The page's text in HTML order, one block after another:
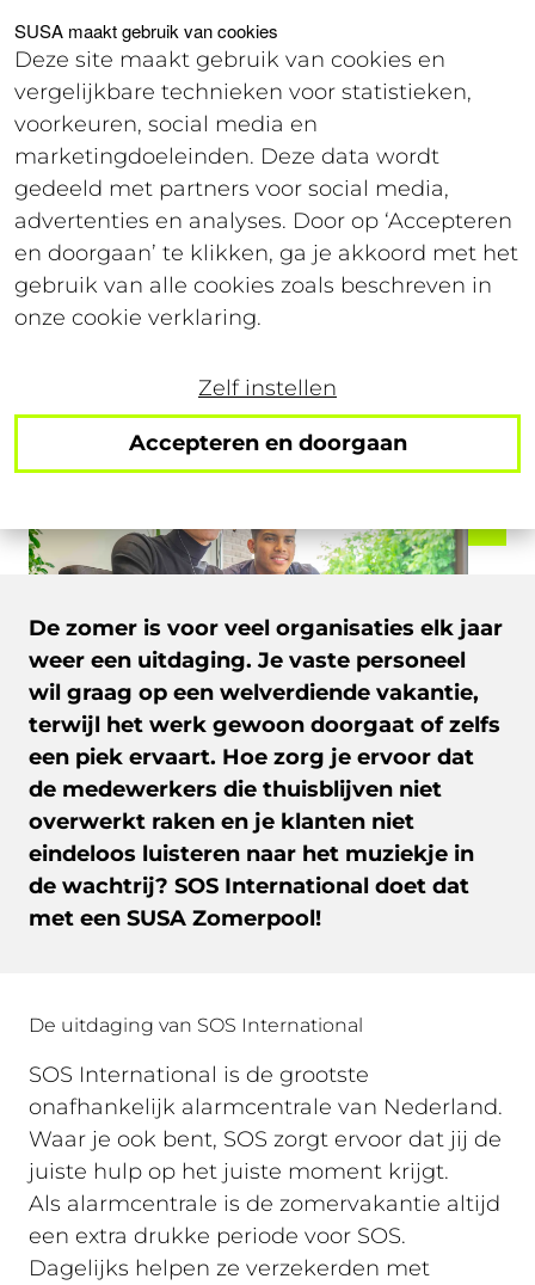
SUSA maakt gebruik van cookies
Deze site maakt gebruik van cookies en
vergelijkbare technieken voor statistieken,
voorkeuren, social media en
marketingdoeleinden. Deze data wordt
gedeeld met partners voor social media,
advertenties en analyses. Door op ‘Accepteren
en doorgaan’ te klikken, ga je akkoord met het
gebruik van alle cookies zoals beschreven in
onze cookie verklaring.
Zelf instellen
Accepteren en doorgaan
Voor studenten Voor werkgevers
Offerte
Zomerwerving SOS: 50
24 juli 2024
Leestijd: 4 minuten
De zomer is voor veel organisaties elk jaar
weer een uitdaging. Je vaste personeel
wil graag op een welverdiende vakantie,
terwijl het werk gewoon doorgaat of zelfs
een piek ervaart. Hoe zorg je ervoor dat
de medewerkers die thuisblijven niet
overwerkt raken en je klanten niet
eindeloos luisteren naar het muziekje in
de wachtrij? SOS International doet dat
met een SUSA Zomerpool!
De uitdaging van SOS International
SOS International is de grootste
onafhankelijk alarmcentrale van Nederland.
Waar je ook bent, SOS zorgt ervoor dat jij de
juiste hulp op het juiste moment krijgt.
Als alarmcentrale is de zomervakantie altijd
een extra drukke periode voor SOS.
Dagelijks helpen ze verzekerden met